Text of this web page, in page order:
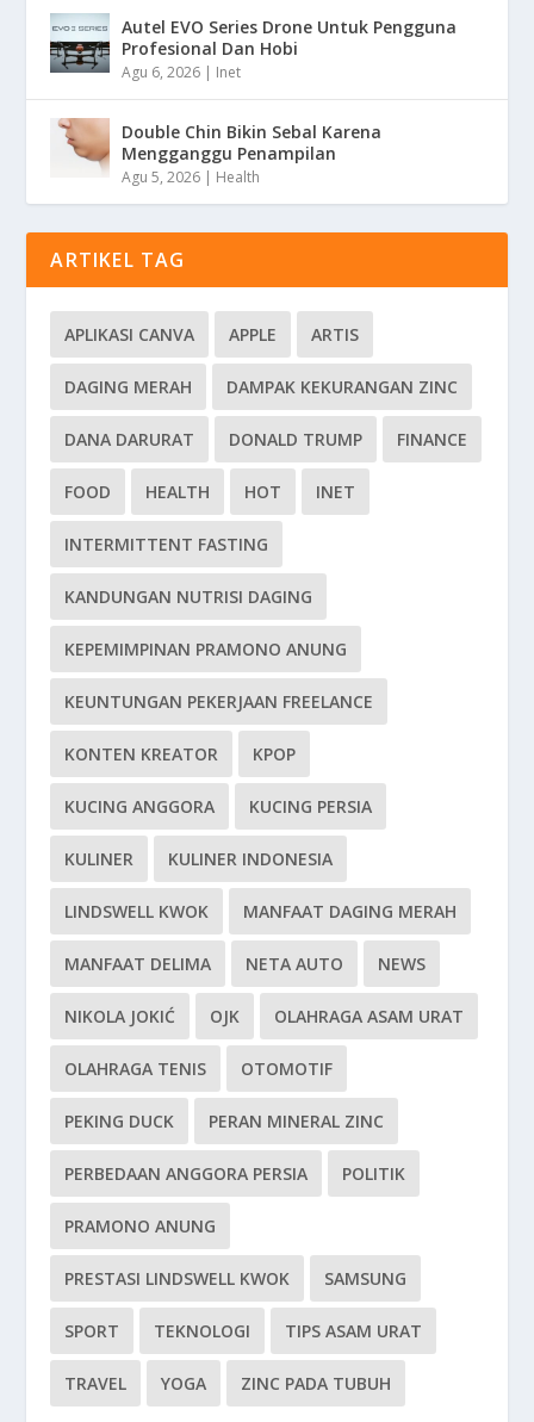
Autel EVO Series Drone Untuk Pengguna
Profesional Dan Hobi
Agu 6, 2026 | Inet
Double Chin Bikin Sebal Karena
Mengganggu Penampilan
Agu 5, 2026 | Health
ARTIKEL TAG
APLIKASI CANVA APPLE ARTIS
DAGING MERAH DAMPAK KEKURANGAN ZINC
DANA DARURAT DONALD TRUMP FINANCE
FOOD HEALTH HOT INET
INTERMITTENT FASTING
KANDUNGAN NUTRISI DAGING
KEPEMIMPINAN PRAMONO ANUNG
KEUNTUNGAN PEKERJAAN FREELANCE
KONTEN KREATOR KPOP
KUCING ANGGORA KUCING PERSIA
KULINER KULINER INDONESIA
LINDSWELL KWOK MANFAAT DAGING MERAH
MANFAAT DELIMA NETA AUTO NEWS
NIKOLA JOKIĆ OJK OLAHRAGA ASAM URAT
OLAHRAGA TENIS OTOMOTIF
PEKING DUCK PERAN MINERAL ZINC
PERBEDAAN ANGGORA PERSIA POLITIK
PRAMONO ANUNG
PRESTASI LINDSWELL KWOK SAMSUNG
SPORT TEKNOLOGI TIPS ASAM URAT
TRAVEL YOGA ZINC PADA TUBUH